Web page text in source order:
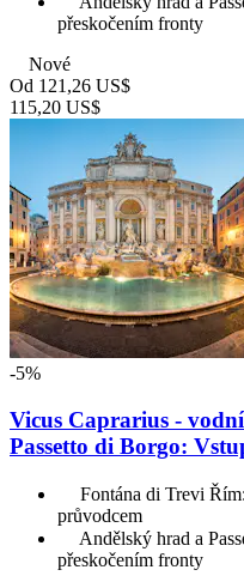
přeskočením fronty
Nové
Od 121,26 US$
115,20 US$
-5%
Vicus Caprarius -
Passetto di Borgo:
Fontána di Trevi
průvodcem
Andělský hrad a
přeskočením fronty